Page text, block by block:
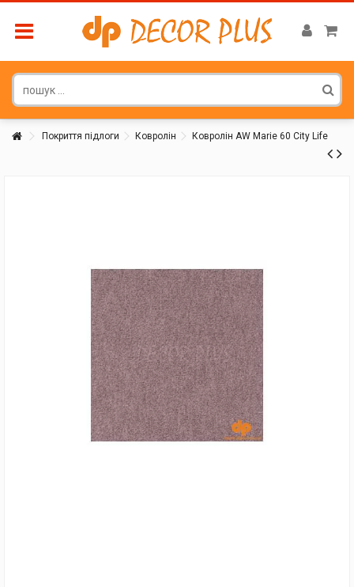
Покриття підлоги Ковролін Ковролін AW Marie 60 City Life